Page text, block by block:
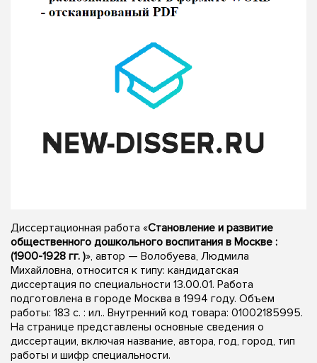
Диссертационная работа «Становление и развитие
общественного дошкольного воспитания в Москве :
(1900-1928 гг. )», автор — Волобуева, Людмила
Михайловна, относится к типу: кандидатская
диссертация по специальности 13.00.01. Работа
подготовлена в городе Москва в 1994 году. Объем
работы: 183 с. : ил.. Внутренний код товара: 01002185995.
На странице представлены основные сведения о
диссертации, включая название, автора, год, город, тип
работы и шифр специальности.